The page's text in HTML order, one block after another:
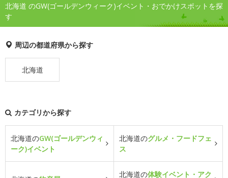
北海道 のGW(ゴールデンウィーク)イベント・おでかけスポットを探
す
周辺の都道府県から探す
北海道
カテゴリから探す
北海道のGW(ゴールデンウィ
ーク)イベント
北海道のグルメ・フードフェ
ス
北海道の体験イベント・アク